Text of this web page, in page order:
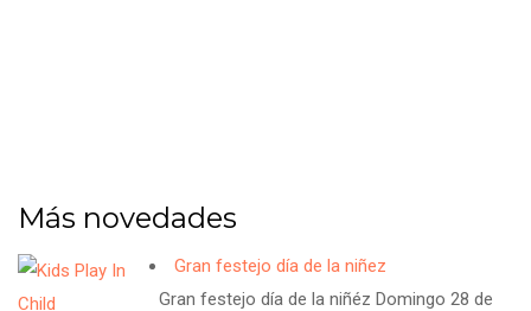
Más novedades
Gran festejo día de la niñez
Gran festejo día de la niñéz Domingo 28 de